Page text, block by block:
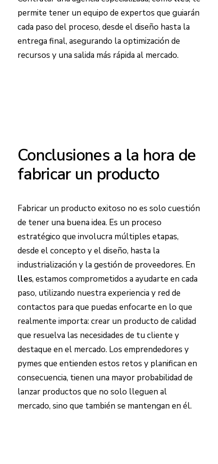
permite tener un equipo de expertos que guiarán
cada paso del proceso, desde el diseño hasta la
entrega final, asegurando la optimización de
recursos y una salida más rápida al mercado.
Conclusiones a la hora de
fabricar un producto
Fabricar un producto exitoso no es solo cuestión
de tener una buena idea. Es un proceso
estratégico que involucra múltiples etapas,
desde el concepto y el diseño, hasta la
industrialización y la gestión de proveedores. En
lles, estamos comprometidos a ayudarte en cada
paso, utilizando nuestra experiencia y red de
contactos para que puedas enfocarte en lo que
realmente importa: crear un producto de calidad
que resuelva las necesidades de tu cliente y
destaque en el mercado. Los emprendedores y
pymes que entienden estos retos y planifican en
consecuencia, tienen una mayor probabilidad de
lanzar productos que no solo lleguen al
mercado, sino que también se mantengan en él.